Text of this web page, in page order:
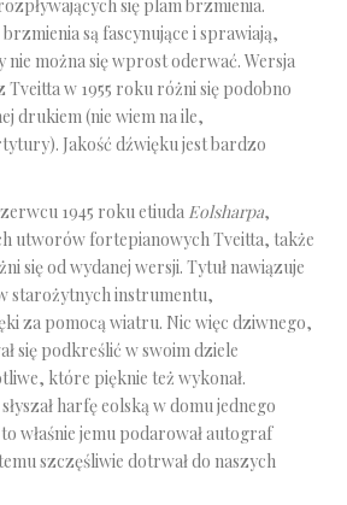
się plam brzmienia.
są fascynujące i sprawiają,
nie można się wprost oderwać. Wersja
w 1955 roku różni się podobno
drukiem (nie wiem na ile,
Jakość dźwięku jest bardzo
1945 roku etiuda Eolsharpa,
utworów fortepianowych Tveitta, także
się od wydanej wersji. Tytuł nawiązuje
starożytnych instrumentu,
za pomocą wiatru. Nic więc dziwnego,
się podkreślić w swoim dziele
które pięknie też wykonał.
harfę eolską w domu jednego
właśnie jemu podarował autograf
szczęśliwie dotrwał do naszych